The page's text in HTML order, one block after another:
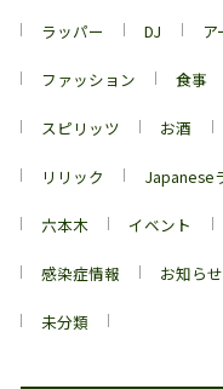
ラッパー DJ
ファッション 食事
スピリッツ お酒
リリック Japanese
六本木 イベント
感染症情報 お知らせ
未分類